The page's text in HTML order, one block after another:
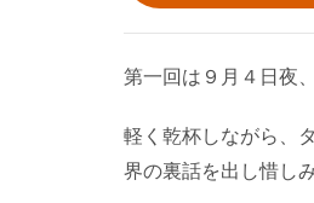
第一回は９月４日夜
軽く乾杯しながら、
界の裏話を出し惜し